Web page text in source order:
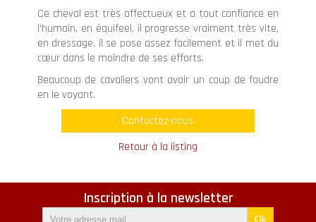
Ce cheval est très affectueux et a tout confiance en
l'humain, en équifeel, il progresse vraiment très vite,
en dressage, il se pose assez facilement et il met du
cœur dans le moindre de ses efforts.
Beaucoup de cavaliers vont avoir un coup de foudre
en le voyant.
Contactez-nous
Retour à la listing
Inscription à la newsletter